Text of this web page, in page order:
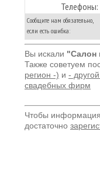
Телефоны:
Сообщите нам обязательно,
если есть ошибка:
Вы искали "Салон
Также советуем
регион -) и -
свадебных фирм
Чтобы
достаточно